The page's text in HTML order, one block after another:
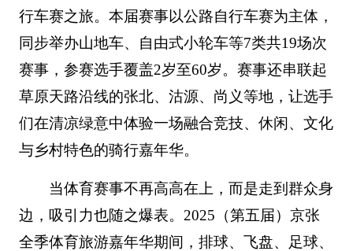
行车赛之旅。本届赛事以公路自行车赛为主体，
同步举办山地车、自由式小轮车等7类共19场次
赛事，参赛选手覆盖2岁至60岁。赛事还串联起
草原天路沿线的张北、沽源、尚义等地，让选手
们在清凉绿意中体验一场融合竞技、休闲、文化
与乡村特色的骑行嘉年华。
当体育赛事不再高高在上，而是走到群众身
边，吸引力也随之爆表。2025（第五届）京张
全季体育旅游嘉年华期间，排球、飞盘、足球、